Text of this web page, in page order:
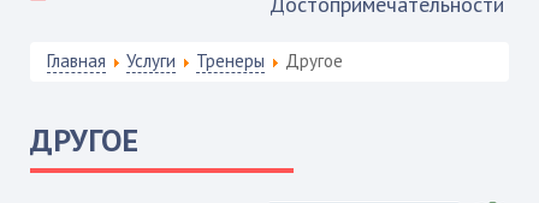
Главная Услуги Тренеры Другое
ДРУГОЕ